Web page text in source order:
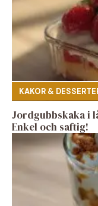
KAKOR &
Jordgubbskaka i
Enkel och saftig!